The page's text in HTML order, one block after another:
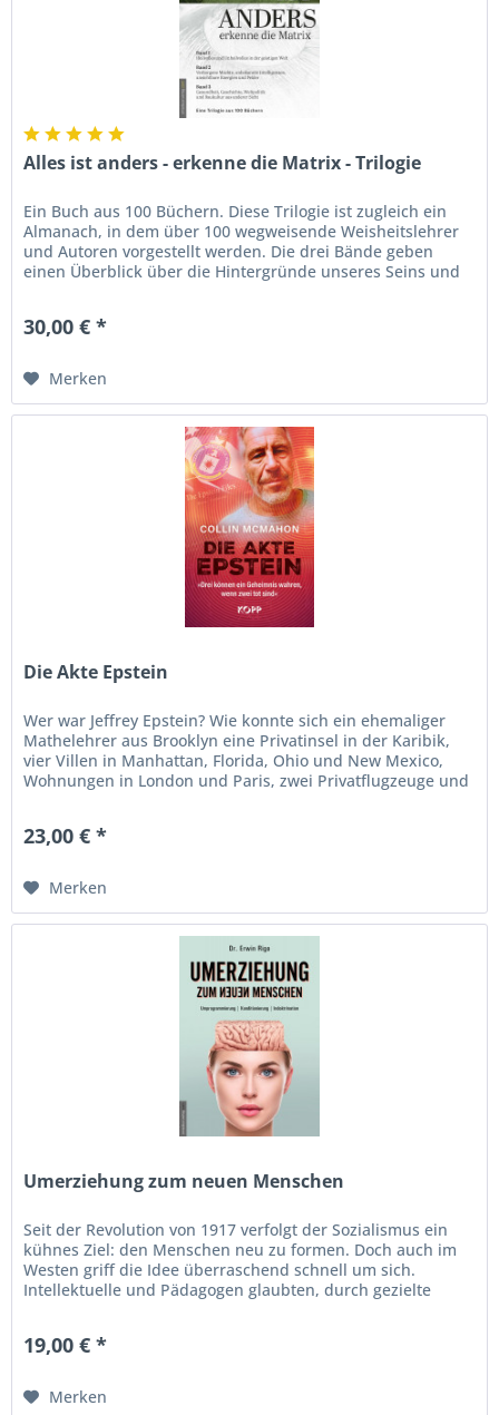
Alles ist anders - erkenne die Matrix - Trilogie
Ein Buch aus 100 Büchern. Diese Trilogie ist zugleich ein
Almanach, in dem über 100 wegweisende Weisheitslehrer
und Autoren vorgestellt werden. Die drei Bände geben
einen Überblick über die Hintergründe unseres Seins und
30,00 € *
Merken
Die Akte Epstein
Wer war Jeffrey Epstein? Wie konnte sich ein ehemaliger
Mathelehrer aus Brooklyn eine Privatinsel in der Karibik,
vier Villen in Manhattan, Florida, Ohio und New Mexico,
Wohnungen in London und Paris, zwei Privatflugzeuge und
23,00 € *
Merken
Umerziehung zum neuen Menschen
Seit der Revolution von 1917 verfolgt der Sozialismus ein
kühnes Ziel: den Menschen neu zu formen. Doch auch im
Westen griff die Idee überraschend schnell um sich.
Intellektuelle und Pädagogen glaubten, durch gezielte
19,00 € *
Merken